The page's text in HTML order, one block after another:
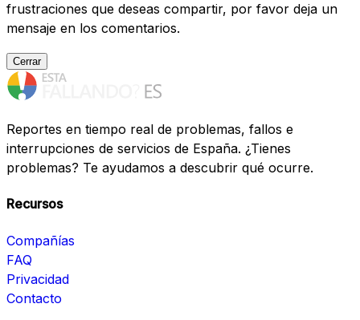
frustraciones que deseas compartir, por favor deja un
mensaje en los comentarios.
Cerrar
Reportes en tiempo real de problemas, fallos e
interrupciones de servicios de España. ¿Tienes
problemas? Te ayudamos a descubrir qué ocurre.
Recursos
Compañías
FAQ
Privacidad
Contacto